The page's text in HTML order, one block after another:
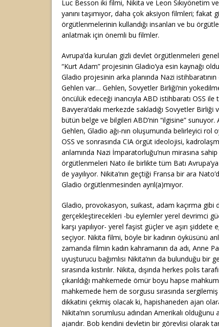
Luc Besson iki filmi, Nikita ve Leon Sıkıyönetim
yanını taşımıyor, daha çok aksiyon filmleri; fakat
örgütlenmelerinin kullandığı insanları ve bu
anlatmak için önemli bu filmler.
Avrupa’da kurulan gizli devlet örgütlenmeleri
“Kurt Adam” projesinin Gladio’ya esin kaynağı
Gladio projesinin arka planında Nazi
Gehlen var… Gehlen, Sovyetler Birliği’nin
öncülük edeceği inancıyla ABD istihbaratı OSS
Bavyera’daki merkezde sakladığı Sovyetler
bütün belge ve bilgileri ABD’nin “ilgisine” sunuyor.
Gehlen, Gladio ağı-nın oluşumunda belirleyici rol
OSS ve sonrasında CIA örgüt ideolojisi,
anlamında Nazi İmparatorluğu’nun mirasına sahip
örgütlenmeleri Nato ile birlikte tüm Batı
de yayılıyor. Nikita’nın geçtiği Fransa bir ara
Gladio örgütlenmesinden ayrıl(a)mıyor.
Gladio, provokasyon, suikast, adam kaçırma gibi
gerçekleştirecekleri -bu eylemler yerel devrimci
karşı yapılıyor- yerel faşist güçler ve aşırı şiddete
seçiyor. Nikita filmi, böyle bir kadının öyküsünü
zamanda filmin kadın kahramanın da adı, Anne
uyuşturucu bağımlısı Nikita’nın da bulunduğu bir
sırasında kıstırılır. Nikita, dışında herkes polis
çıkarıldığı mahkemede ömür boyu hapse
mahkemede hem de sorgusu sırasında
dikkatini çekmiş olacak ki, hapishaneden ajan
Nikita’nın sorumlusu adından Amerikalı olduğunu
ajandır. Bob kendini devletin bir görevlisi olarak